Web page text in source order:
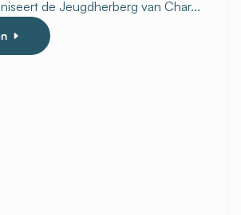
de Jeugdherberg van Char...